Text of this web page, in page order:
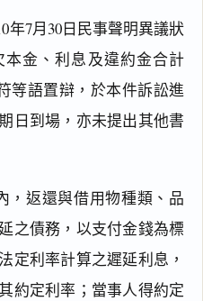
年7月30日民事聲明異議狀
金、利息及違約金合計
等語置辯，於本件訴訟進
日到場，亦未提出其他書
，返還與借用物種類、品
之債務，以支付金錢為標
定利率計算之遲延利息，
約定利率；當事人得約定